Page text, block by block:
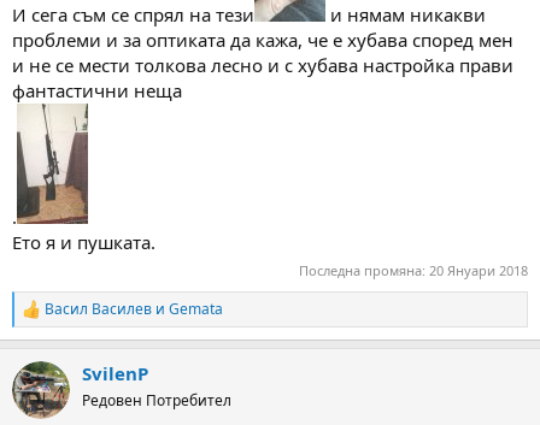
И сега съм се спрял на тези
и нямам никакви
проблеми и за оптиката да кажа, че е хубава според мен
и не се мести толкова лесно и с хубава настройка прави
фантастични неща
.
Ето я и пушката.
Последна промяна: 20 Януари 2018
R
e
c
t
i
Васил Василев и Gemata
SvilenP
Редовен Потребител